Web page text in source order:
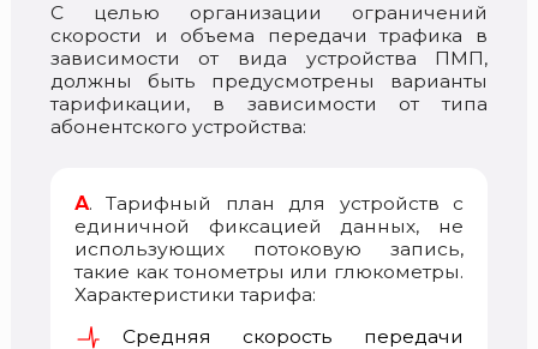
С целью организации ограничений
скорости и объема передачи трафика в
зависимости от вида устройства ПМП,
должны быть предусмотрены варианты
тарификации, в зависимости от типа
абонентского устройства:
А. Тарифный план для устройств с
единичной фиксацией данных, не
использующих потоковую запись,
такие как тонометры или глюкометры.
Характеристики тарифа:
Средняя скорость передачи